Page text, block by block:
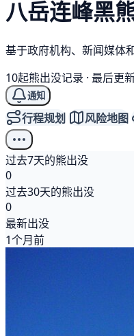
八岳连峰黑
基于政府机构、新闻媒体
10起熊出没记录 · 最后更
通知
行程规划 风险地图
过去7天的熊出没
0
过去30天的熊出没
0
最新出没
1个月前